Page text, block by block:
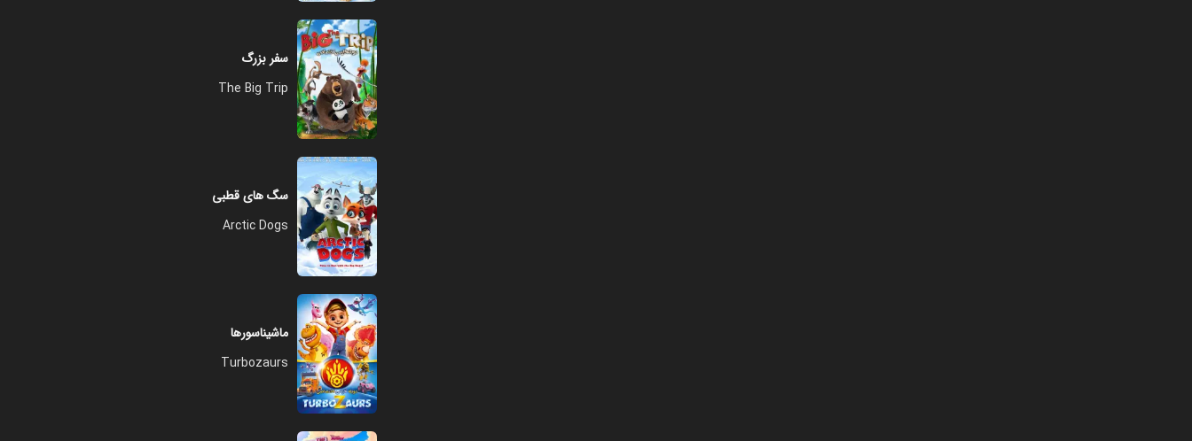
سفر بزرگ
The Big Trip
سگ های قطبی
Arctic Dogs
ماشیناسورها
Turbozaurs